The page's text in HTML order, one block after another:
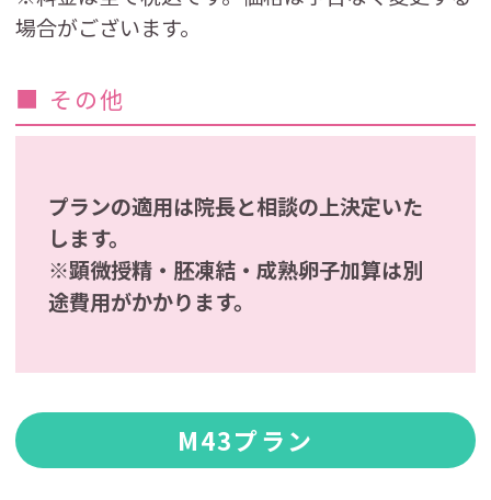
場合がございます。
■ その他
プランの適用は院長と相談の上決定いた
します。
※顕微授精・胚凍結・成熟卵子加算は別
途費用がかかります。
M43プラン